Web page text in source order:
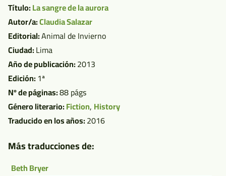
Título:La sangre de la aurora
Autor/a:Claudia Salazar
Editorial:Animal de Invierno
Ciudad:Lima
Año de publicación:2013
Edición: 1ª
Nº de páginas:88 págs
Género literario:Fiction, History
Traducido en los años:2016
Más traducciones de:
Beth Bryer